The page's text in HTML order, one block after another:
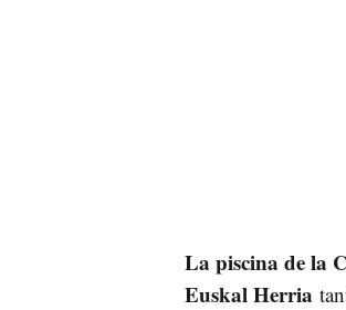
La piscina de la
Euskal Herria